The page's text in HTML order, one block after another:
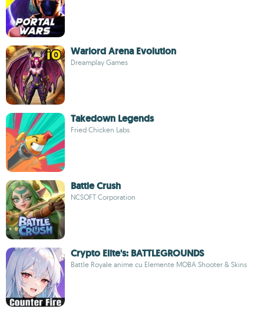
Warlord Arena Evolution
Dreamplay Games
Takedown Legends
Fried Chicken Labs
Battle Crush
NCSOFT Corporation
Crypto Elite's: BATTLEGROUNDS
Battle Royale anime cu Elemente MOBA Shooter & Skins